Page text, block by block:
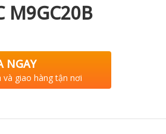
M9GC20B
NGAY
và giao hàng tận nơi